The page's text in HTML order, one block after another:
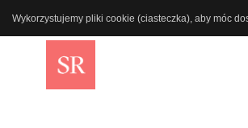
Wykorzystujemy pliki cookie (ciasteczka), aby móc